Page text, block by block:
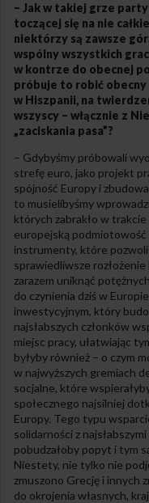
– Jak w takiej grze
toczącej się na nie
niektórzy są zawsze
wspólny wszystkich
w kontrze do obecnej
próbuje to robić obecny
w Hiszpanii, na
wszyscy – włącznie z
„zaciskania pasa”?
– Gdybyśmy próbowali
strefę euro, jako projekt
spójność Europy i
to musielibyśmy
których zabrakło w
europejską
instrumenty, które
sprawiedliwsze
zarazem uniknąć
do czynienia dziś w
inwestycyjnym, który
najsłabszych członków
miejsc pracy, ułatwiając
byłyby również – o czym
w najwyższych gremiach
socjalne, które
społecznego najsilniej
Europy. Tego typu
solidarności z
pobudzałoby popyt i tym
Niestety, nie tylko nie
zmuszono Grecję i innych
do okrojenia własnych,